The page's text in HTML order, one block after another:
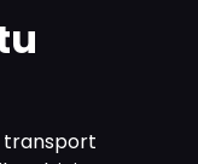
transport